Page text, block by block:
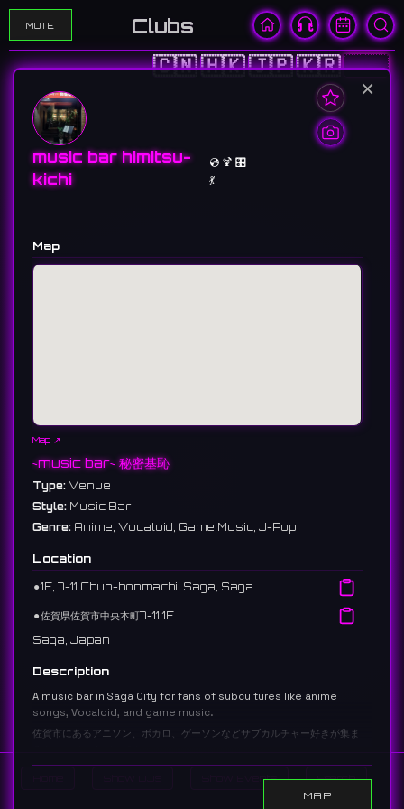
MUTE Clubs
🇨🇳🇭🇰🇯🇵🇰🇷🇺🇸
Show Events Search
×
music bar himitsu-
kichi
💿 🍹 🎛️
💃
Map
Map ↗
~music bar~ 秘密基恥
Type: Venue
Style: Music Bar
Genre: Anime, Vocaloid, Game Music, J-Pop
Location
⚫︎1F, 7-11 Chuo-honmachi, Saga, Saga
⚫︎佐賀県佐賀市中央本町7-11 1F
Saga, Japan
Description
A music bar in Saga City for fans of subcultures like anime
songs, Vocaloid, and game music.
佐賀市にあるアニソン、ボカロ、ゲーソンなどサブカルチャー好きが集ま
1 reviews 3.0 ⭐️
MAP